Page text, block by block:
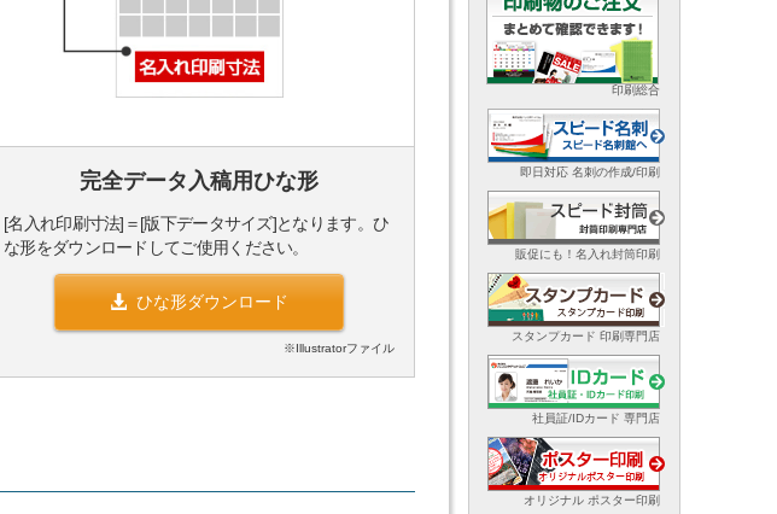
完全データ入稿用ひな形
[名入れ印刷寸法]＝[版下データサイズ]となります。ひ
な形をダウンロードしてご使用ください。
ひな形ダウンロード
※Illustratorファイル
印刷総合
即日対応 名刺の作成/印刷
販促にも！名入れ封筒印刷
スタンプカード 印刷専門店
社員証/IDカード 専門店
オリジナル ポスター印刷